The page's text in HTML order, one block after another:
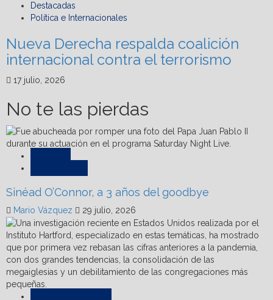
Destacadas
Política e Internacionales
Nueva Derecha respalda coalición
internacional contra el terrorismo
17 julio, 2026
No te las pierdas
Sinéad O’Connor, a 3 años del goodbye
Mario Vázquez 29 julio, 2026